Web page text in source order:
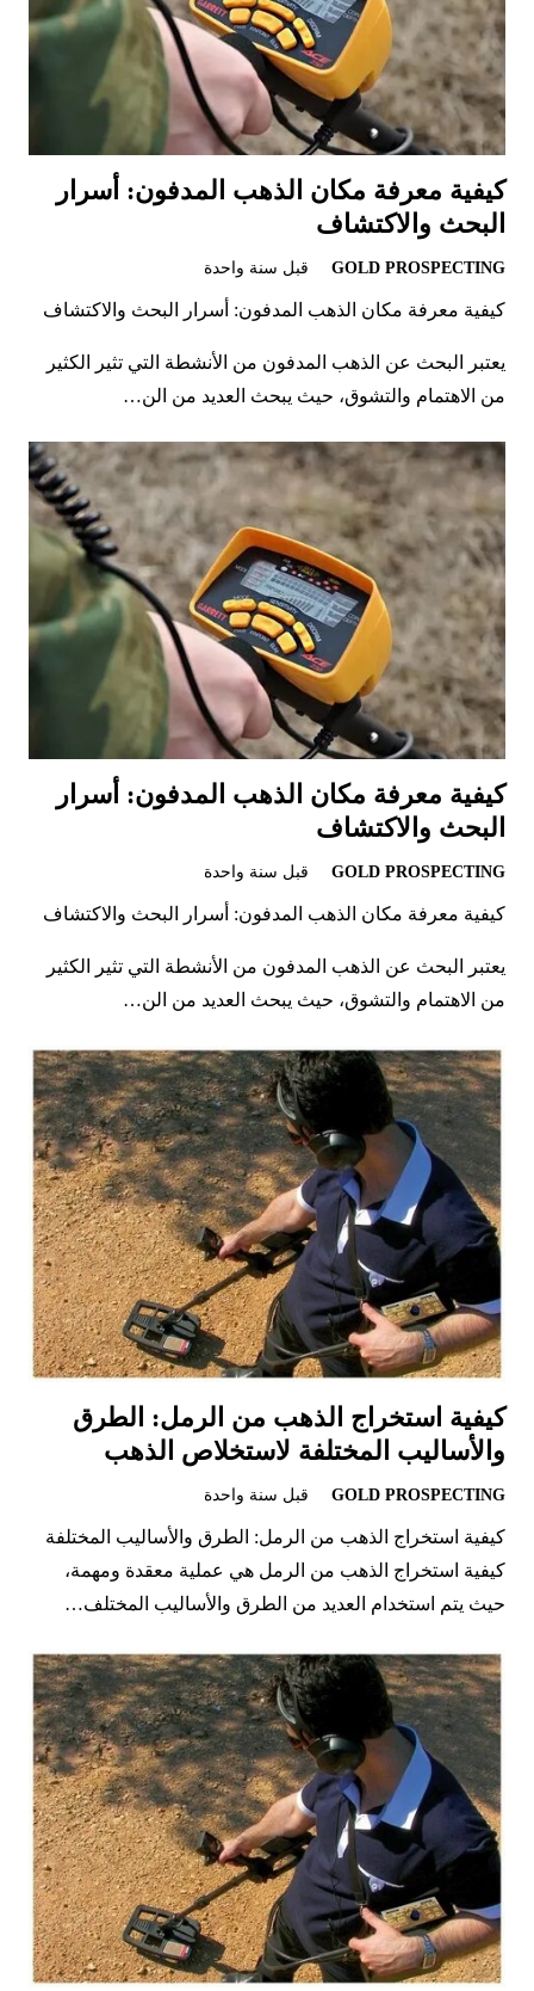
كيفية معرفة مكان الذهب المدفون: أسرار
البحث والاكتشاف
GOLD PROSPECTING قبل سنة واحدة
كيفية معرفة مكان الذهب المدفون: أسرار البحث والاكتشاف
يعتبر البحث عن الذهب المدفون من الأنشطة التي تثير الكثير
من الاهتمام والتشوق، حيث يبحث العديد من الن…
كيفية معرفة مكان الذهب المدفون: أسرار
البحث والاكتشاف
GOLD PROSPECTING قبل سنة واحدة
كيفية معرفة مكان الذهب المدفون: أسرار البحث والاكتشاف
يعتبر البحث عن الذهب المدفون من الأنشطة التي تثير الكثير
من الاهتمام والتشوق، حيث يبحث العديد من الن…
كيفية استخراج الذهب من الرمل: الطرق
والأساليب المختلفة لاستخلاص الذهب
GOLD PROSPECTING قبل سنة واحدة
كيفية استخراج الذهب من الرمل: الطرق والأساليب المختلفة
كيفية استخراج الذهب من الرمل هي عملية معقدة ومهمة،
حيث يتم استخدام العديد من الطرق والأساليب المختلف…